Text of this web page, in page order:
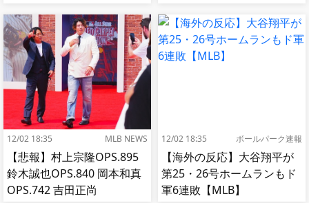
12/02 18:35 MLB NEWS
【悲報】村上宗隆OPS.895
鈴木誠也OPS.840 岡本和真
OPS.742 吉田正尚
12/02 18:35 ボールパーク速報
【海外の反応】大谷翔平が
第25・26号ホームランもド
軍6連敗【MLB】